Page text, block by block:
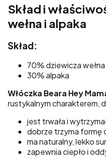
Skład i
wełna i alpaka
Skład:
70% dziewicza
30% alpaka
Włóczka Beara Hey
rustykalnym charakterem,
jest trwała i
dobrze trzyma formę
ma naturalny, lekko
zapewnia ciepło i